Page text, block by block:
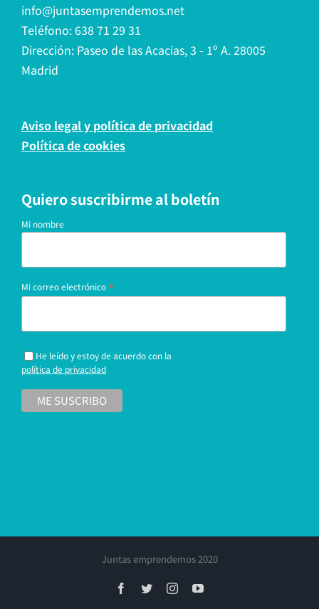
info@juntasemprendemos.net
Teléfono: 638 71 29 31
Dirección: Paseo de las Acacias, 3 - 1º A. 28005
Madrid
Aviso legal y política de privacidad
Política de cookies
Quiero suscribirme al boletín
Mi nombre
Mi correo electrónico *
He leído y estoy de acuerdo con la
política de privacidad
Juntas emprendemos 2020
Facebook
TwitterInstagramYouTube